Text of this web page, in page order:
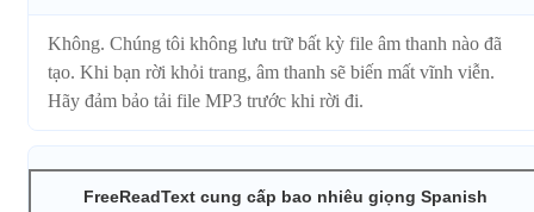
Không. Chúng tôi không lưu trữ bất kỳ file âm thanh nào đã
tạo. Khi bạn rời khỏi trang, âm thanh sẽ biến mất vĩnh viễn.
Hãy đảm bảo tải file MP3 trước khi rời đi.
FreeReadText cung cấp bao nhiêu giọng Spanish